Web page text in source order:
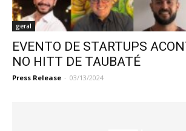
geral
EVENTO DE STARTUPS
NO HITT DE TAUBATÉ
Press Release - 03/13/2024